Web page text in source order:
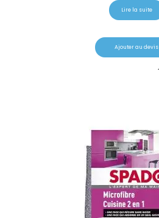
Lire la suite
Ajouter au devis